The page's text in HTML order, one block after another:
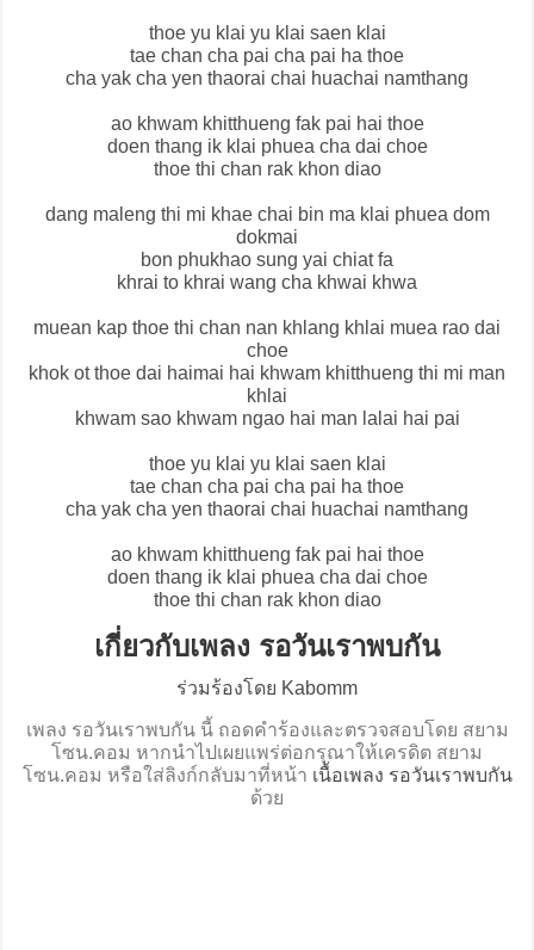
thoe yu klai yu klai saen klai
tae chan cha pai cha pai ha thoe
cha yak cha yen thaorai chai huachai namthang
ao khwam khitthueng fak pai hai thoe
doen thang ik klai phuea cha dai choe
thoe thi chan rak khon diao
dang maleng thi mi khae chai bin ma klai phuea dom
dokmai
bon phukhao sung yai chiat fa
khrai to khrai wang cha khwai khwa
muean kap thoe thi chan nan khlang khlai muea rao dai
choe
khok ot thoe dai haimai hai khwam khitthueng thi mi man
khlai
khwam sao khwam ngao hai man lalai hai pai
thoe yu klai yu klai saen klai
tae chan cha pai cha pai ha thoe
cha yak cha yen thaorai chai huachai namthang
ao khwam khitthueng fak pai hai thoe
doen thang ik klai phuea cha dai choe
thoe thi chan rak khon diao
เกี่ยวกับเพลง รอวันเราพบกัน
ร่วมร้องโดย Kabomm
เพลง รอวันเราพบกัน นี้ ถอดคำร้องและตรวจสอบโดย สยาม
โซน.คอม หากนำไปเผยแพร่ต่อกรุณาให้เครดิต สยาม
โซน.คอม หรือใส่ลิงก์กลับมาที่หน้า เนื้อเพลง รอวันเราพบกัน
ด้วย